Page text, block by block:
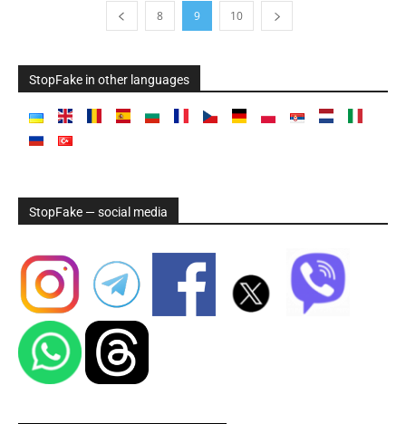
8 9 10
StopFake in other languages
StopFake — social media